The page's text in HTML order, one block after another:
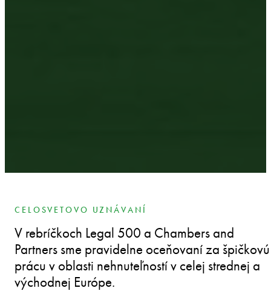
CELOSVETOVO UZNÁVANÍ
V rebríčkoch Legal 500 a Chambers and
Partners sme pravidelne oceňovaní za špičkovú
prácu v oblasti nehnuteľností v celej strednej a
východnej Európe.